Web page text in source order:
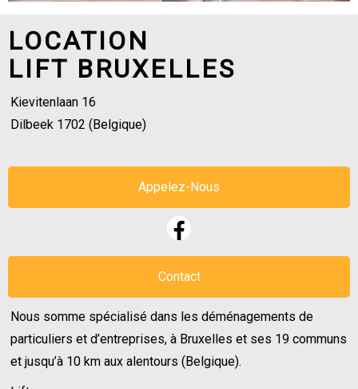
LOCATION
LIFT BRUXELLES
Kievitenlaan 16
Dilbeek 1702 (Belgique)
Appelez-Nous
Contact
Nous somme spécialisé dans les déménagements de
particuliers et d’entreprises, à Bruxelles et ses 19 communs
et jusqu’à 10 km aux alentours (Belgique).